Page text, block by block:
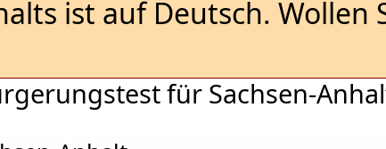
ist auf Deutsch. Wollen
für Sachsen-